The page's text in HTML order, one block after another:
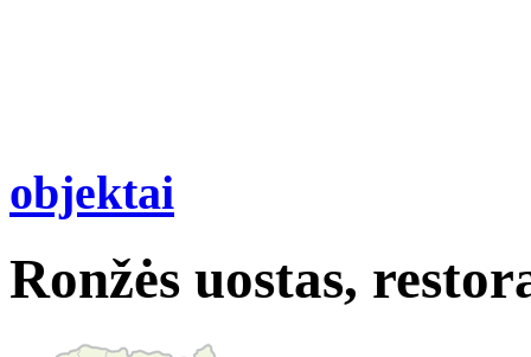
objektai
Ronžės uostas,